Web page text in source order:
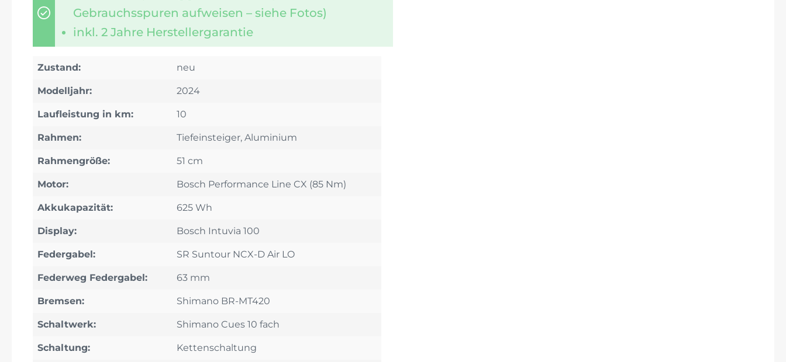
Gebrauchsspuren aufweisen – siehe Fotos)
inkl. 2 Jahre Herstellergarantie
Zustand: neu
Modelljahr: 2024
Laufleistung in km: 10
Rahmen: Tiefeinsteiger, Aluminium
Rahmengröße: 51 cm
Motor: Bosch Performance Line CX (85 Nm)
Akkukapazität: 625 Wh
Display: Bosch Intuvia 100
Federgabel: SR Suntour NCX-D Air LO
Federweg Federgabel: 63 mm
Bremsen: Shimano BR-MT420
Schaltwerk: Shimano Cues 10 fach
Schaltung: Kettenschaltung